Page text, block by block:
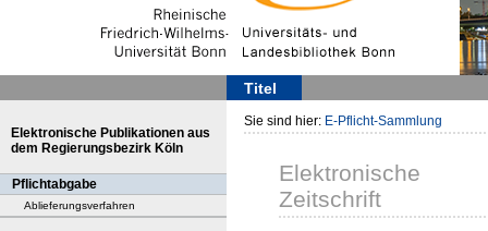
Titel
Elektronische Publikationen aus
dem Regierungsbezirk Köln
Pflichtabgabe
Ablieferungsverfahren
Sie sind hier: E-Pflicht-Sammlung
Elektronische
Zeitschrift